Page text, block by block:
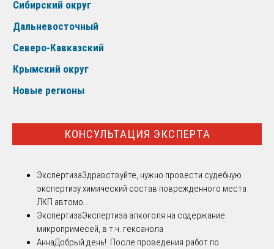
Сибирский округ
Дальневосточный
Северо-Кавказский
Крымский округ
Новые регионы
КОНСУЛЬТАЦИЯ ЭКСПЕРТА
ЭкспертизаЗдравствуйте, нужно провести судебную
экспертизу химический состав поврежденного места
ЛКП автомо...
ЭкспертизаЭкспертиза алкоголя на содержание
микропримесей, в т.ч. гексанола
АннаДобрый день! После проведения работ по